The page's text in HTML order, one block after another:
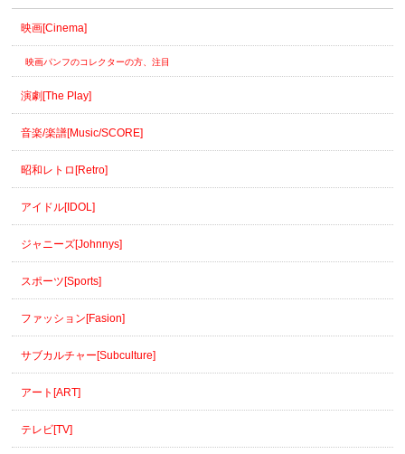
映画[Cinema]
映画パンフのコレクターの方、注目
演劇[The Play]
音楽/楽譜[Music/SCORE]
昭和レトロ[Retro]
アイドル[IDOL]
ジャニーズ[Johnnys]
スポーツ[Sports]
ファッション[Fasion]
サブカルチャー[Subculture]
アート[ART]
テレビ[TV]